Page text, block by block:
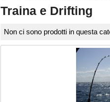
Traina e Drifting
Non ci sono prodotti in questa